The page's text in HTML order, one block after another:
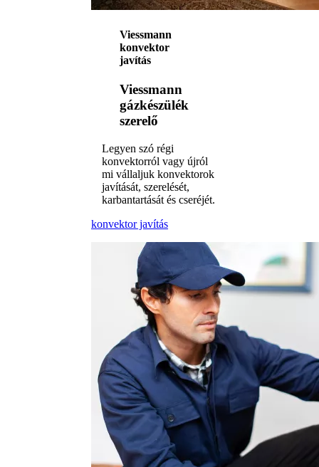
Viessmann
konvektor
javítás
Viessmann
gázkészülék
szerelő
Legyen szó régi
konvektorról vagy újról
mi vállaljuk konvektorok
javítását, szerelését,
karbantartását és cseréjét.
konvektor javítás